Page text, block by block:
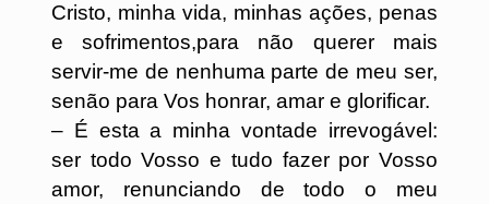
Cristo, minha vida, minhas ações, penas
e sofrimentos,para não querer mais
servir-me de nenhuma parte de meu ser,
senão para Vos honrar, amar e glorificar.
– É esta a minha vontade irrevogável:
ser todo Vosso e tudo fazer por Vosso
amor, renunciando de todo o meu